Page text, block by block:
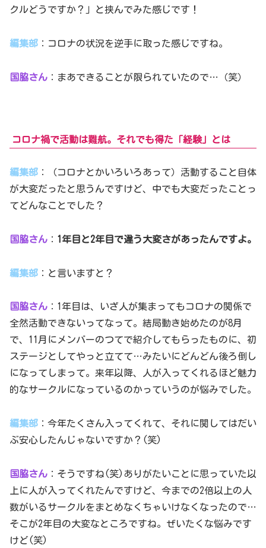
クルどうですか？」と挟んでみた感じです！
編集部 ：コロナの状況を逆手に取った感じですね。
国脇さん ：まあできることが限られていたので…（笑）
コロナ禍で活動は難航。それでも得た「経験」とは
編集部 ：（コロナとかいろいろあって）活動すること自体
が大変だったと思うんですけど、中でも大変だったことっ
てどんなことでした？
国脇さん ： 1年目と2年目で違う大変さがあったんですよ。
編集部 ：と言いますと？
国脇さん ：1年目は、いざ人が集まってもコロナの関係で
全然活動できないってなって。結局動き始めたのが8月
で、11月にメンバーのつてで紹介してもらったものに、初
ステージとしてやっと立てて…みたいにどんどん後ろ倒し
になってしまって。来年以降、人が入ってくれるほど魅力
的なサークルになっているのかっていうのが悩みでした。
編集部 ：今年たくさん入ってくれて、それに関してはだい
ぶ安心したんじゃないですか？(笑)
国脇さん ：そうですね(笑)ありがたいことに思っていた以
上に人が入ってくれたんですけど、今までの2倍以上の人
数がいるサークルをまとめなくちゃいけなくなったので…
そこが2年目の大変なところですね。ぜいたくな悩みです
けど(笑)